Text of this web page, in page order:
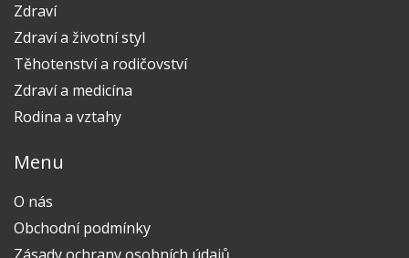
Zdraví
Zdraví a životní styl
Těhotenství a rodičovství
Zdraví a medicína
Rodina a vztahy
Menu
O nás
Obchodní podmínky